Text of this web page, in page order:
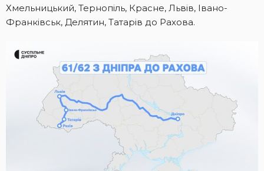
Хмельницький, Тернопіль, Красне, Львів, Івано-
Франківськ, Делятин, Татарів до Рахова.